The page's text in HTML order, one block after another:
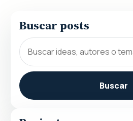
Buscar posts
Buscar